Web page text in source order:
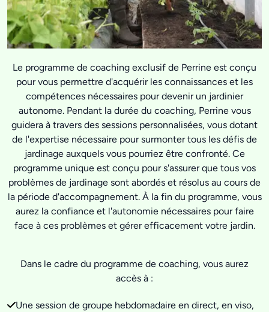
Le programme de coaching exclusif de Perrine est conçu
pour vous permettre d'acquérir les connaissances et les
compétences nécessaires pour devenir un jardinier
autonome. Pendant la durée du coaching, Perrine vous
guidera à travers des sessions personnalisées, vous dotant
de l'expertise nécessaire pour surmonter tous les défis de
jardinage auxquels vous pourriez être confronté. Ce
programme unique est conçu pour s'assurer que tous vos
problèmes de jardinage sont abordés et résolus au cours de
la période d'accompagnement. À la fin du programme, vous
aurez la confiance et l'autonomie nécessaires pour faire
face à ces problèmes et gérer efficacement votre jardin.
Dans le cadre du programme de coaching, vous aurez
accès à :
Une session de groupe hebdomadaire en direct, en viso,